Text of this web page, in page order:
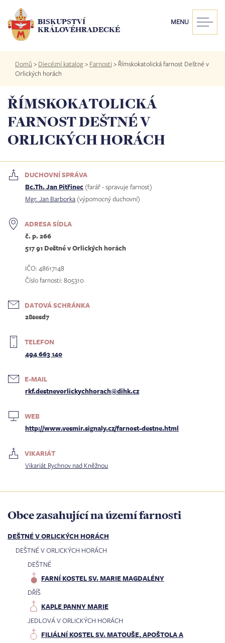
hlavnímu
obsahu
BISKUPSTVÍ
KRÁLOVÉHRADECKÉ
MENU
Drobečková
navigace
Domů > Diecézní katalog> Farnosti > Římskokatolická farnost Deštné v
Orlických horách
ŘÍMSKOKATOLICKÁ
FARNOST DEŠTNÉ V
ORLICKÝCH HORÁCH
DUCHOVNÍ SPRÁVA
Bc.Th. Jan Pitřinec (farář - spravuje farnost)
Mgr. Jan Barborka (výpomocný duchovní)
ADRESA SÍDLA
č. p. 266
517 91 Deštné v Orlických horách
IČO: 48617148
Číslo farnosti: 805310
DATOVÁ SCHRÁNKA
28sesd7
TELEFON
494 663 140
E-MAIL
rkf.destnevorlickychhorach@dihk.cz
WEB
http://www.vesmir.signaly.cz/farnost-destne.html
VIKARIÁT
Vikariát Rychnov nad Kněžnou
Obce zasahující na území farnosti
DEŠTNÉ V ORLICKÝCH HORÁCH
DEŠTNÉ V ORLICKÝCH HORÁCH
DEŠTNÉ
FARNÍ KOSTEL SV. MARIE MAGDALÉNY
DŘÍŠ
KAPLE PANNY MARIE
JEDLOVÁ V ORLICKÝCH HORÁCH
FILIÁLNÍ KOSTEL SV. MATOUŠE, APOŠTOLA A